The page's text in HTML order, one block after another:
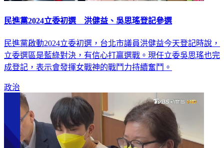
民進黨2024立委初選 洪健益、吳思瑤登記參選
民進黨啟動2024立委初選，台北市議員洪健益今天登記時說，
立委選區是藍綠對決，有信心打贏選戰。現任立委吳思瑤也完
成登記，表示會發揮女戰神的戰鬥力持續奮鬥。
政治